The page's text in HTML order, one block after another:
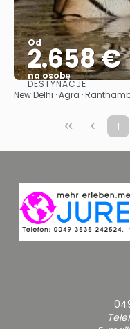
Od
2.658 €
na osobę
DESTYNACJE
New Delhi · Agra ·
1